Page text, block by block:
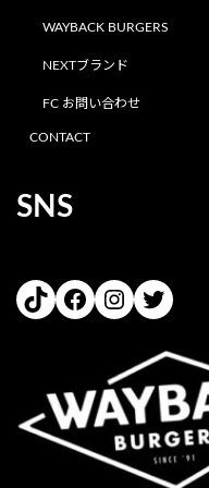
WAYBACK BURGERS
NEXTブランド
FC お問い合わせ
CONTACT
SNS
TikTokFacebook
Instagram
Twitter